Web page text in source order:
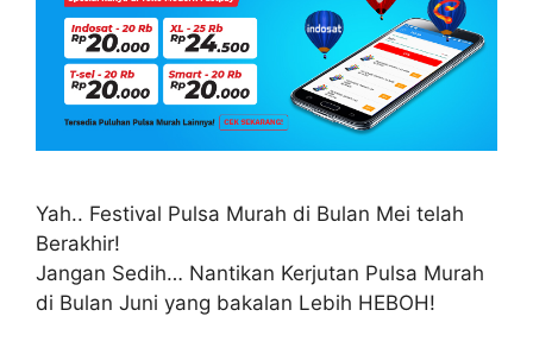
Yah.. Festival Pulsa Murah di Bulan Mei telah
Berakhir!
Jangan Sedih… Nantikan Kerjutan Pulsa Murah
di Bulan Juni yang bakalan Lebih HEBOH!